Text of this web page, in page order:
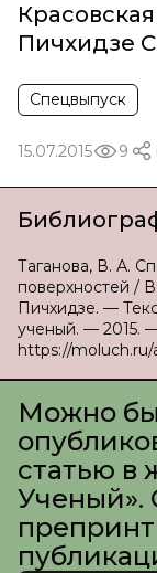
Пичхидзе
Спецвыпуск
15.07.2015 9
Таганова, В. А.
поверхностей /
Пичхидзе. —
ученый. — 2015.
https://moluch.ru/
Можно
статью в
Ученый».